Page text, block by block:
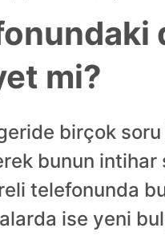
mi?
birçok
bunun
telefonunda
ise yeni